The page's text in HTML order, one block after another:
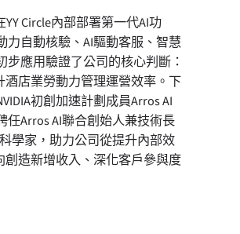
YY Circle內部部署第一代AI功
力自動核驗、AI驅動客服、智慧
步應用驗證了公司的核心判斷：
酒店業勞動力管理運營效率。下
初創加速計劃成員Arros AI
任Arros AI聯合創始人兼技術長
學家，助力公司從提升內部效
創造新增收入、深化客戶參與度